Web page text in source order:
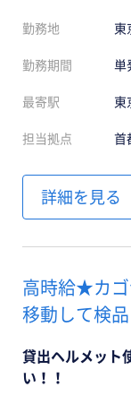
勤務地 東
勤務期間 単
最寄駅 東
担当拠点 首
詳細を見る
高時給★カゴ
移動して検品
貸出ヘルメット
い！！